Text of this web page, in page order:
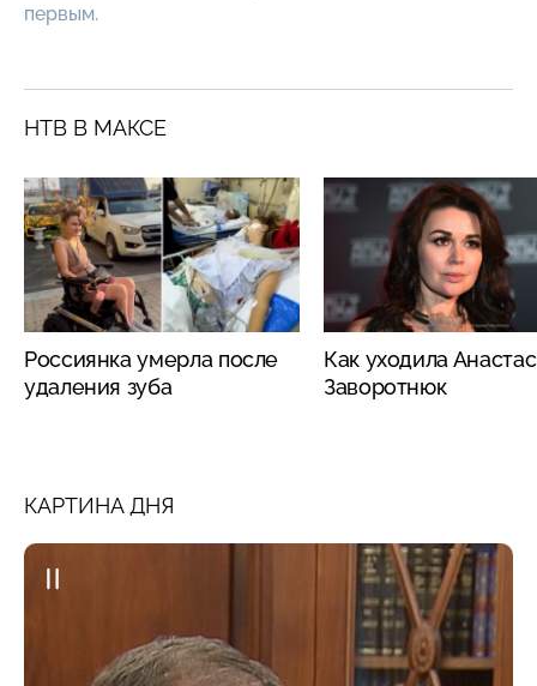
первым.
НТВ В МАКСЕ
Россиянка умерла после
удаления зуба
Как уходила
Заворотнюк
КАРТИНА ДНЯ